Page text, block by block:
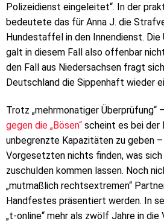
Polizeidienst eingeleitet“. In der
bedeutete das für Anna J. die
Hundestaffel in den Innendienst. Die
galt in diesem Fall also offenbar
den Fall aus Niedersachsen fragt
Deutschland die Sippenhaft wieder
Trotz „mehrmonatiger Überprüfung“
gegen die „Bösen“ scheint es bei der
unbegrenzte Kapazitäten zu geben
Vorgesetzten nichts finden, was
zuschulden kommen lassen. Noch
„mutmaßlich rechtsextremen“
Handfestes präsentiert werden. In
„t-online“ mehr als zwölf Jahre in die